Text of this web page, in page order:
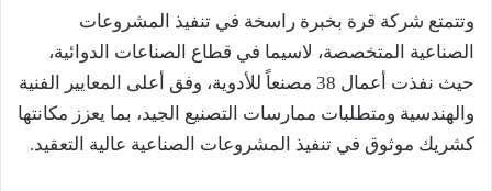
وتتمتع شركة قرة بخبرة راسخة في تنفيذ المشروعات
الصناعية المتخصصة، لاسيما في قطاع الصناعات الدوائية،
حيث نفذت أعمال 38 مصنعاً للأدوية، وفق أعلى المعايير الفنية
والهندسية ومتطلبات ممارسات التصنيع الجيد، بما يعزز مكانتها
كشريك موثوق في تنفيذ المشروعات الصناعية عالية التعقيد.